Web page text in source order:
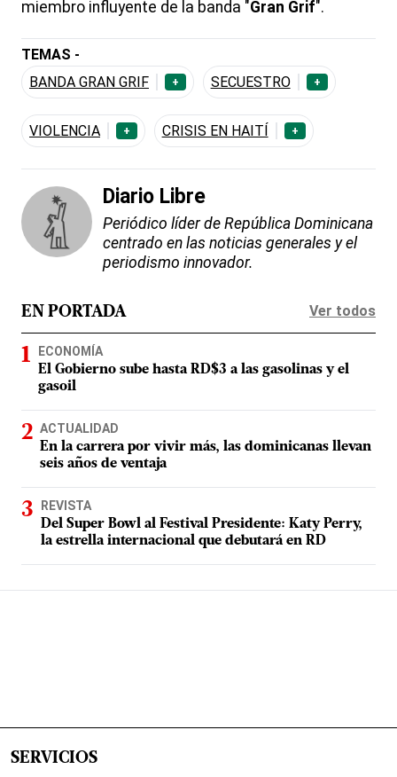
miembro influyente de la banda "Gran Grif".
TEMAS -
BANDA GRAN GRIF
+ SECUESTRO +
VIOLENCIA + CRISIS EN HAITÍ +
Diario Libre
Periódico líder de República Dominicana
centrado en las noticias generales y el
periodismo innovador.
EN PORTADA Ver todos
ECONOMÍA
El Gobierno sube hasta RD$3 a las gasolinas y el
gasoil
ACTUALIDAD
En la carrera por vivir más, las dominicanas llevan
seis años de ventaja
REVISTA
Del Super Bowl al Festival Presidente: Katy Perry,
la estrella internacional que debutará en RD
SERVICIOS